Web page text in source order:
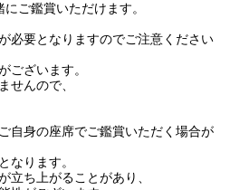
ご鑑賞いただけます。
必要となりますのでご注意ください
ございます。
んので、
自身の座席でご鑑賞いただく場合が
ります。
ち上がることがあり、